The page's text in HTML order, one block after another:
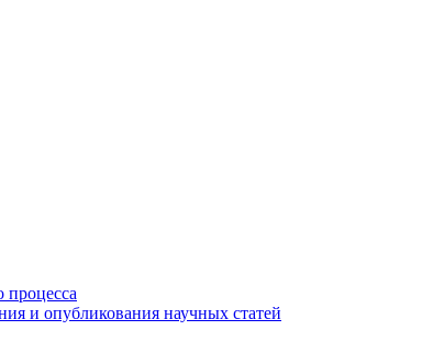
и опубликования научных статей